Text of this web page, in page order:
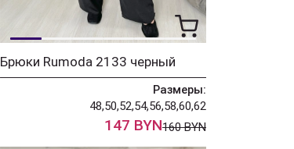
Брюки Rumoda 2133 черный
Размеры:
48,50,52,54,56,58,60,62
147 BYN160 BYN